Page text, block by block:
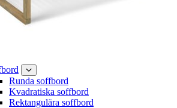
Runda soffbord
Kvadratiska soffbord
Rektangulära soffbord